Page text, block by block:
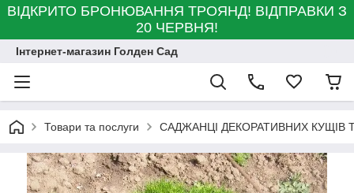
ВІДКРИТО БРОНЮВАННЯ ТРОЯНД! ВІДПРАВКИ З
20 ЧЕРВНЯ!
Інтернет-магазин Голден Сад
Товари та послуги САДЖАНЦІ ДЕКОРАТИВНИХ КУЩІВ